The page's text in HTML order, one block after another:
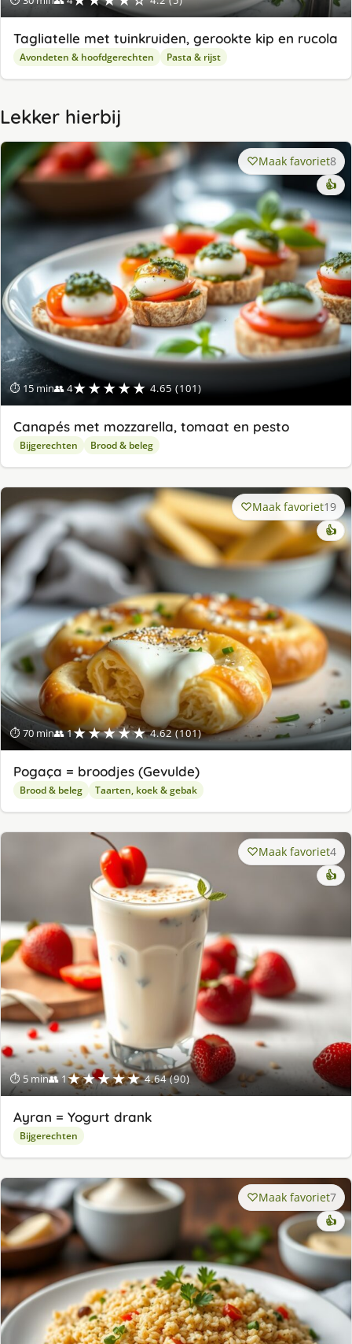
Tagliatelle met tuinkruiden, gerookte kip en rucola
Avondeten & hoofdgerechten Pasta & rijst
Lekker hierbij
⏱ 15 min👥 4★★★★★ 4.65 (101)
Maak favoriet8
👍
Canapés met mozzarella, tomaat en pesto
Bijgerechten Brood & beleg
⏱ 70 min👥 1★★★★★ 4.62 (101)
Maak favoriet19
👍
Pogaça = broodjes (Gevulde)
Brood & beleg Taarten, koek & gebak
⏱ 5 min👥 1★★★★★ 4.64 (90)
Maak favoriet4
👍
Ayran = Yogurt drank
Bijgerechten
Maak favoriet7
👍